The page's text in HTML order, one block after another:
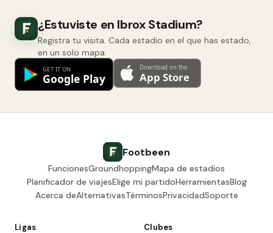
¿Estuviste en Ibrox Stadium?
Registra tu visita. Cada estadio en el que has estado,
en un solo mapa.
Footbeen
FuncionesGroundhoppingMapa de estadios
Planificador de viajesElige mi partidoHerramientasBlog
Acerca deAlternativasTérminosPrivacidadSoporte
Ligas
Clubes